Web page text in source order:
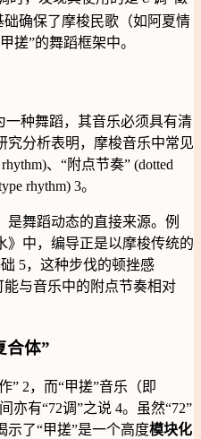
确保了摩梭民歌（如阿夏情
搓”的舞蹈框架中。
一种舞蹈，其音乐必须具有清
究分析表明，摩梭音乐中常见
、“附点节奏” (dotted
rhythm) 3。
舞蹈动态的直接来源。例
》中，编导正是以摩梭传统的
础 5，这种步伐的顿挫感
能与音乐中的附点节奏相对
合体”
” 2，而“甲搓”音乐（即
亦有“72调”之说 4。虽然“72”
示了“甲搓”是一个高度模块化